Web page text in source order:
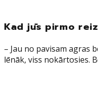
Kad jūs pirmo
– Jau no pavisam agras
lēnāk, viss nokārtosies.